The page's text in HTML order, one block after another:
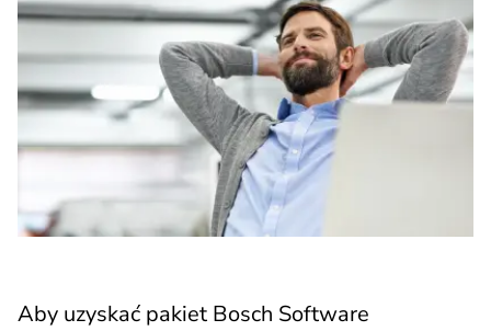
Aby uzyskać pakiet Bosch Software